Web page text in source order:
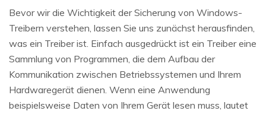
Bevor wir die Wichtigkeit der Sicherung von Windows-
Treibern verstehen, lassen Sie uns zunächst herausfinden,
was ein Treiber ist. Einfach ausgedrückt ist ein Treiber eine
Sammlung von Programmen, die dem Aufbau der
Kommunikation zwischen Betriebssystemen und Ihrem
Hardwaregerät dienen. Wenn eine Anwendung
beispielsweise Daten von Ihrem Gerät lesen muss, lautet